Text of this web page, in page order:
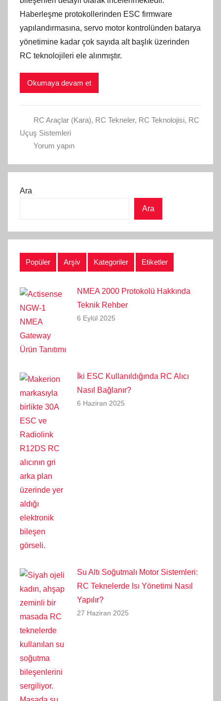
Haberleşme protokollerinden ESC firmware
yapılandırmasına, servo motor kontrolünden batarya
yönetimine kadar çok sayıda alt başlık üzerinden
RC teknolojileri ele alınmıştır.
Okumaya devam et
RC Araçlar (Kara), RC Tekneler, RC Teknolojisi, RC
Uçuş Sistemleri
Yorum yapın
Ara
Ara
Popüler Arşiv Kategoriler Etiketler
NMEA 2000 Protokolü Hakkında
Teknik Rehber
6 Eylül 2025
İki ESC Kullanıldığında RC Alıcı
Nasıl Bağlanır?
6 Haziran 2025
Su Altı Soğutmalı Motor Sistemleri:
RC Teknelerde Isı Yönetimi Nasıl
Yapılır?
27 Haziran 2025